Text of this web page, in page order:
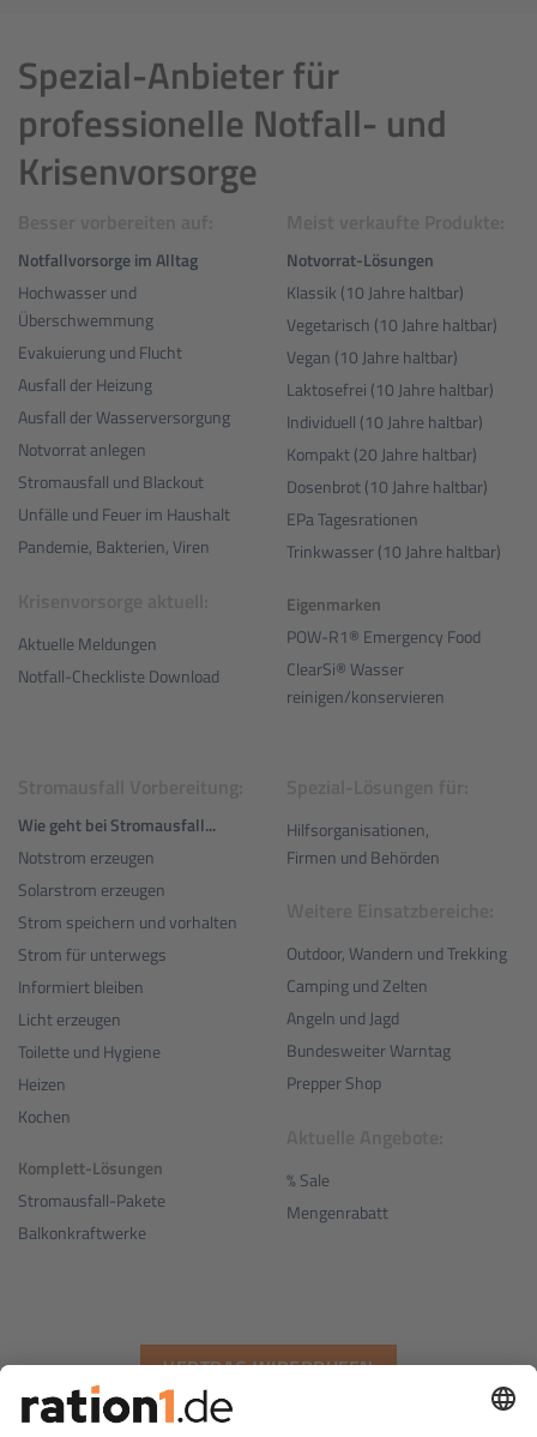
Spezial-Anbieter für
professionelle Notfall- und
Krisenvorsorge
Notfallvorsorge im Alltag
Hochwasser und
Überschwemmung
Evakuierung und Flucht
Ausfall der Heizung
Ausfall der Wasserversorgung
Notvorrat anlegen
Stromausfall und Blackout
Unfälle und Feuer im Haushalt
Pandemie, Bakterien, Viren
Aktuelle Meldungen
Notfall-Checkliste Download
Notvorrat-Lösungen
Klassik (10 Jahre haltbar)
Vegetarisch (10 Jahre haltbar)
Vegan (10 Jahre haltbar)
Laktosefrei (10 Jahre haltbar)
Individuell (10 Jahre haltbar)
Kompakt (20 Jahre haltbar)
Dosenbrot (10 Jahre haltbar)
EPa Tagesrationen
Trinkwasser (10 Jahre haltbar)
Eigenmarken
POW-R1® Emergency Food
ClearSi® Wasser
reinigen/konservieren
Wie geht bei Stromausfall...
Notstrom erzeugen
Solarstrom erzeugen
Strom speichern und vorhalten
Strom für unterwegs
Informiert bleiben
Licht erzeugen
Toilette und Hygiene
Heizen
Kochen
Komplett-Lösungen
Stromausfall-Pakete
Balkonkraftwerke
Hilfsorganisationen,
Firmen und Behörden
Outdoor, Wandern und Trekking
Camping und Zelten
Angeln und Jagd
Bundesweiter Warntag
Prepper Shop
% Sale
Mengenrabatt
VERTRAG WIDERRUFEN